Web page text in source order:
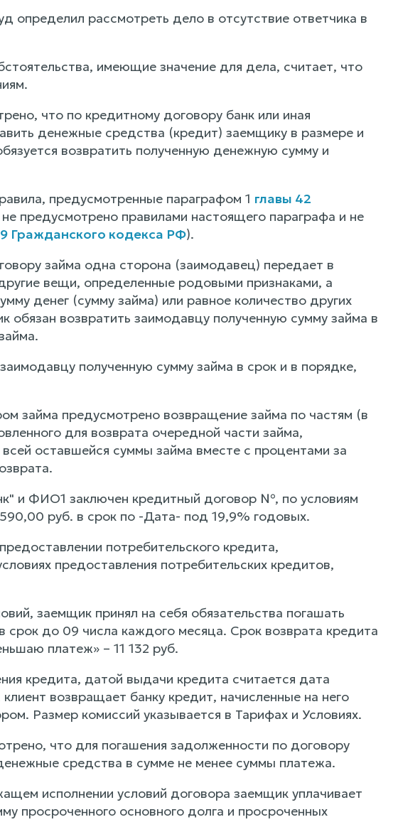
определил рассмотреть дело в отсутствие ответчика в
имеющие значение для дела, считает, что
что по кредитному договору банк или иная
денежные средства (кредит) заемщику в размере и
возвратить полученную денежную сумму и
предусмотренные параграфом 1 главы 42
предусмотрено правилами настоящего параграфа и не
Гражданского кодекса РФ).
займа одна сторона (заимодавец) передает в
вещи, определенные родовыми признаками, а
денег (сумму займа) или равное количество других
возвратить заимодавцу полученную сумму займа в
полученную сумму займа в срок и в порядке,
займа предусмотрено возвращение займа по частям (в
для возврата очередной части займа,
оставшейся суммы займа вместе с процентами за
и ФИО1 заключен кредитный договор №, по условиям
руб. в срок по -Дата- под 19,9% годовых.
потребительского кредита,
предоставления потребительских кредитов,
заемщик принял на себя обязательства погашать
до 09 числа каждого месяца. Срок возврата кредита
платеж» – 11 132 руб.
кредита, датой выдачи кредита считается дата
возвращает банку кредит, начисленные на него
Размер комиссий указывается в Тарифах и Условиях.
что для погашения задолженности по договору
средства в сумме не менее суммы платежа.
исполнении условий договора заемщик уплачивает
просроченного основного долга и просроченных